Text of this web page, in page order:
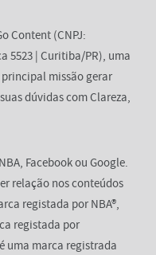
Content (CNPJ:
5523 | Curitiba/PR), uma
missão gerar
dúvidas com Clareza,
Facebook ou Google.
relação nos conteúdos
registada por NBA®,
registada por
é uma marca registrada